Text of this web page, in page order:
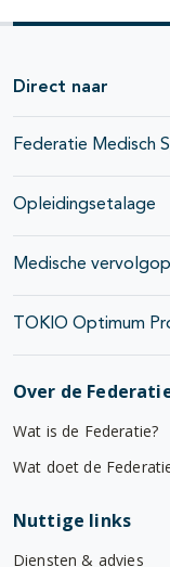
Direct naar
Federatie Medisch
Opleidingsetalage
Medische
TOKIO Optimum
Over de
Wat is de Federatie?
Wat doet de
Nuttige links
Diensten & advies